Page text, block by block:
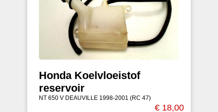
Honda Koelvloeistof
reservoir
NT 650 V DEAUVILLE 1998-2001 (RC 47)
€ 18,00